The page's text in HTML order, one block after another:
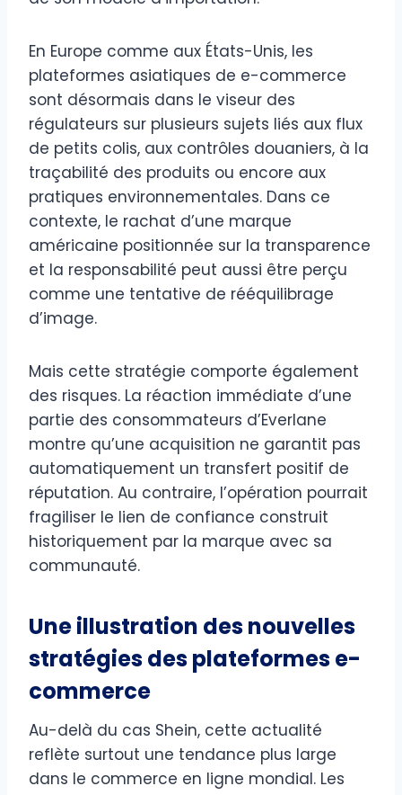
En Europe comme aux États-Unis, les
plateformes asiatiques de e-commerce
sont désormais dans le viseur des
régulateurs sur plusieurs sujets liés aux flux
de petits colis, aux contrôles douaniers, à la
traçabilité des produits ou encore aux
pratiques environnementales. Dans ce
contexte, le rachat d’une marque
américaine positionnée sur la transparence
et la responsabilité peut aussi être perçu
comme une tentative de rééquilibrage
d’image.
Mais cette stratégie comporte également
des risques. La réaction immédiate d’une
partie des consommateurs d’Everlane
montre qu’une acquisition ne garantit pas
automatiquement un transfert positif de
réputation. Au contraire, l’opération pourrait
fragiliser le lien de confiance construit
historiquement par la marque avec sa
communauté.
Une illustration des nouvelles
stratégies des plateformes e-
commerce
Au-delà du cas Shein, cette actualité
reflète surtout une tendance plus large
dans le commerce en ligne mondial. Les